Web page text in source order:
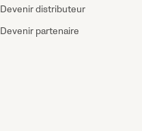
Devenir distributeur
Devenir partenaire